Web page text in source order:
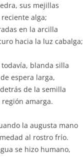
sus mejillas
alga;
en la arcilla
hacia la luz cabalga;
blanda silla
espera larga,
de la semilla
amarga.
la augusta mano
al rostro frío.
se hizo humano,